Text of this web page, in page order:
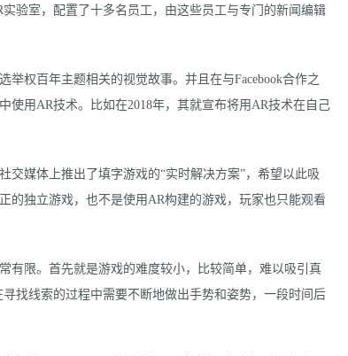
验室，配置了十多名员工，由这些员工与专门的新闻编辑
权百年主题相关的视觉故事。并且在与Facebook合作之
使用AR技术。比如在2018年，其就宣布将用AR技术在自己
交媒体上推出了填字游戏的“实时解决方案”，希望以此吸
的独立游戏，也不是使用AR构建的游戏，玩家也只能观看
有限。首先就是游戏的难度较小，比较简单，难以吸引真
找线索的过程中需要不断地做出手势和姿势，一段时间后